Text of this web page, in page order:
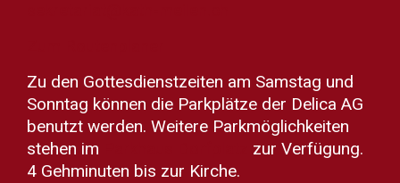
Zu den Gottesdienstzeiten am Samstag und
Sonntag können die Parkplätze der Delica AG
benutzt werden. Weitere Parkmöglichkeiten
stehen im
zur Verfügung.
4 Gehminuten bis zur Kirche.